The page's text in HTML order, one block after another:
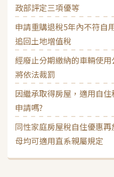
政部評定三項優等
申請重購退稅5年內不符自
追回土地增值稅
經廢止分期繳納的車輛使
將依法裁罰
因繼承取得房屋，適用自
申請嗎?
同性家庭房屋稅自住優惠
母均可適用直系親屬規定